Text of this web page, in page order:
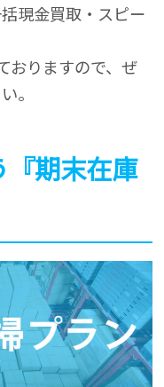
現金買取・スピー
おりますので、ぜ
。
『期末在庫